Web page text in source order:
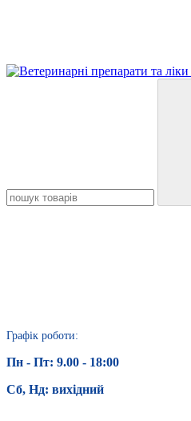
Графік роботи:
Пн - Пт: 9.00 - 18:00
Сб, Нд: вихідний